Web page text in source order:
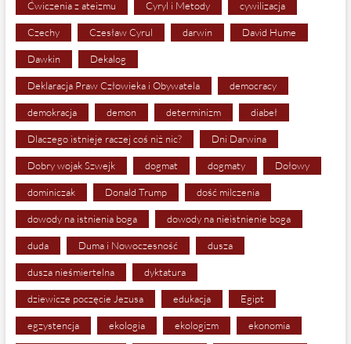
Ćwiczenia z ateizmu Cyryl i Metody cywilizacja
Czechy Czesław Cyrul darwin David Hume
Dawkin Dekalog
Deklaracja Praw Człowieka i Obywatela democracy
demokracja demon determinizm diabeł
Dlaczego istnieje raczej coś niż nic? Dni Darwina
Dobry wojak Szwejk dogmat dogmaty Dołowy
dominiczak Donald Trump dość milczenia
dowody na istnienia boga dowody na nieistnienie boga
duda Duma i Nowoczesność dusza
dusza nieśmiertelna dyktatura
dziewicze poczęcie Jezusa edukacja Egipt
egzystencja ekologia ekologizm ekonomia